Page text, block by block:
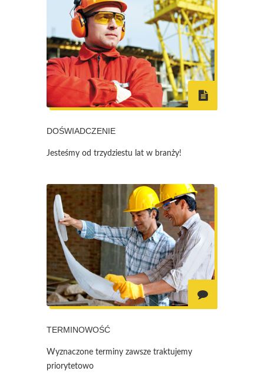
DOŚWIADCZENIE
Jesteśmy od trzydziestu lat w branży!
TERMINOWOŚĆ
Wyznaczone terminy zawsze traktujemy
priorytetowo